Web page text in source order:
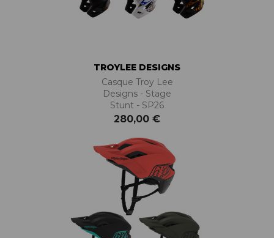
TROYLEE DESIGNS
Casque Troy Lee
Designs - Stage
Stunt - SP26
280,00 €